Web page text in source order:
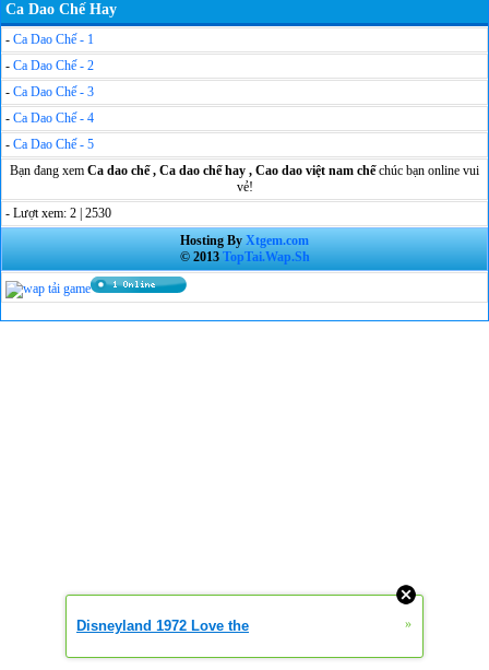
Ca Dao Chế Hay
- Ca Dao Chế - 1
- Ca Dao Chế - 2
- Ca Dao Chế - 3
- Ca Dao Chế - 4
- Ca Dao Chế - 5
Bạn đang xem Ca dao chế , Ca dao chế hay , Cao dao việt nam chếchúc bạn online vui
vẻ!
- Lượt xem: 2 | 2530
Hosting By Xtgem.com
© 2013 TopTai.Wap.Sh
Disneyland 1972 Love the »